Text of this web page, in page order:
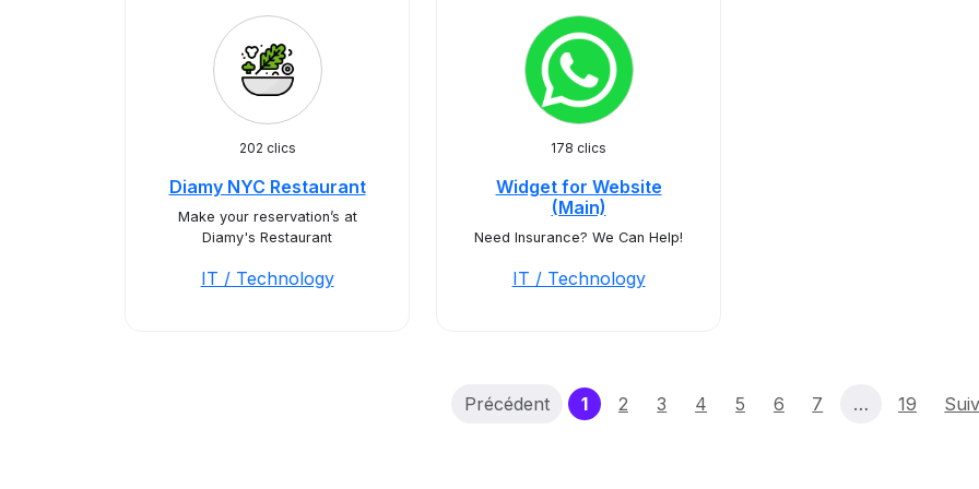
202 clics
Diamy NYC Restaurant
Make your reservation’s at
Diamy's Restaurant
IT / Technology
178 clics
Widget for Website
(Main)
Need Insurance? We Can Help!
IT / Technology
Précédent 1(current)
2 3 4 5 6 7 … 19